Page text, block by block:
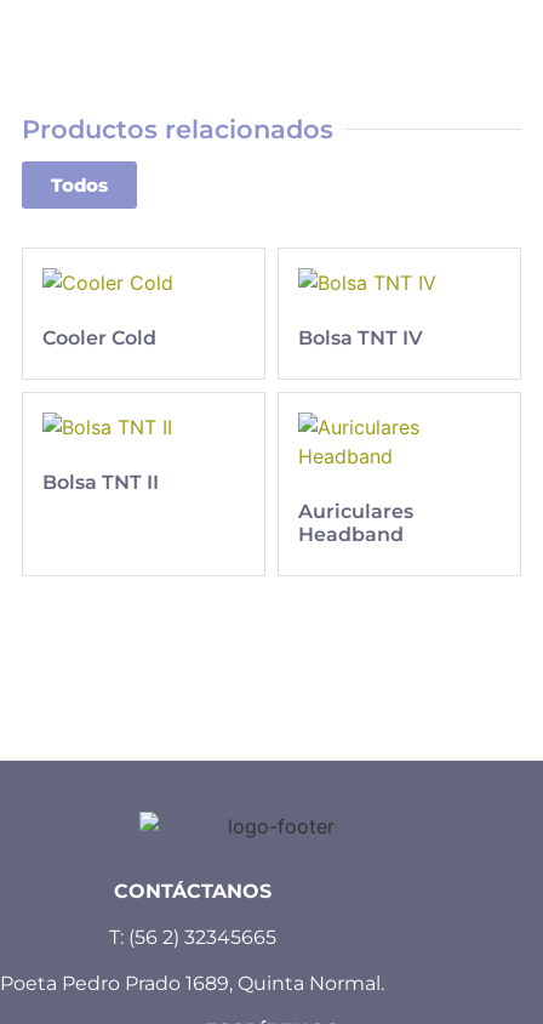
Productos relacionados
Todos
Cooler Cold Bolsa TNT IV
Bolsa TNT II
Auriculares
Headband
CONTÁCTANOS
T: (56 2) 32345665
Poeta Pedro Prado 1689, Quinta Normal.